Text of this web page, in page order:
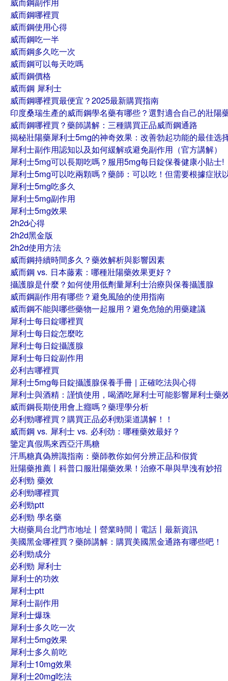
威而鋼哪裡買
威而鋼使用心得
威而鋼吃一半
威而鋼多久吃一次
威而鋼可以每天吃嗎
威而鋼價格
威而鋼 犀利士
威而鋼哪裡買最便宜？2025最新購買指南
印度桑瑞生產的威而鋼學名藥有哪些？選對適合自己的壯陽
威而鋼哪裡買？藥師講解：三種購買正品威而鋼通路
揭秘壯陽藥犀利士5mg的神奇效果：改善勃起功能的最佳选
犀利士副作用認知以及如何緩解或避免副作用（官方講解）
犀利士5mg可以長期吃嗎？服用5mg每日錠保養健康小貼士!
犀利士5mg可以吃兩顆嗎？藥師：可以吃！但需要根據症狀
犀利士5mg吃多久
犀利士5mg副作用
犀利士5mg效果
2h2d心得
2h2d黑金版
2h2d使用方法
威而鋼持續時間多久？藥效解析與影響因素
威而鋼 vs. 日本藤素：哪種壯陽藥效果更好？
攝護腺是什麼？如何使用低劑量犀利士治療與保養攝護腺
威而鋼副作用有哪些？避免風險的使用指南
威而鋼不能與哪些藥物一起服用？避免危險的用藥建議
犀利士每日錠哪裡買
犀利士每日錠怎麼吃
犀利士每日錠攝護腺
犀利士每日錠副作用
必利吉哪裡買
犀利士5mg每日錠攝護腺保養手冊 | 正確吃法與心得
犀利士與酒精：謹慎使用，喝酒吃犀利士可能影響犀利士藥
威而鋼長期使用會上癮嗎？藥理學分析
必利勁哪裡買？購買正品必利勁渠道講解！！
威而鋼 vs. 犀利士 vs. 必利劲：哪種藥效最好？
鑒定真假馬來西亞汗馬糖
汗馬糖真偽辨識指南：藥師教你如何分辨正品和假貨
壯陽藥推薦丨科普口服壯陽藥效果！治療不舉與早洩有妙招
必利勁 藥效
必利勁哪裡買
必利勁ptt
必利勁 學名藥
大樹藥局台北門市地址丨營業時間丨電話丨最新資訊
美國黑金哪裡買？藥師講解：購買美國黑金通路有哪些吧！
必利勁成分
必利勁 犀利士
犀利士的功效
犀利士ptt
犀利士副作用
犀利士爆珠
犀利士多久吃一次
犀利士5mg效果
犀利士多久前吃
犀利士10mg效果
犀利士20mg吃法